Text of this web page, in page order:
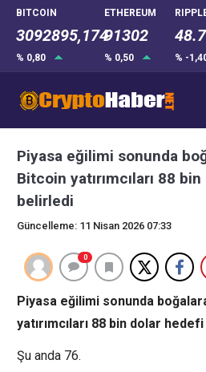
BITCOIN
3092895,174
% 0,80
ETHEREUM
91302
% 0,50 % -
Piyasa eğilimi sonunda
Bitcoin yatırımcıları 88
belirledi
Güncelleme: 11 Nisan 2026 07:33
0
Piyasa eğilimi sonunda
yatırımcıları 88 bin dolar
Şu anda 76.